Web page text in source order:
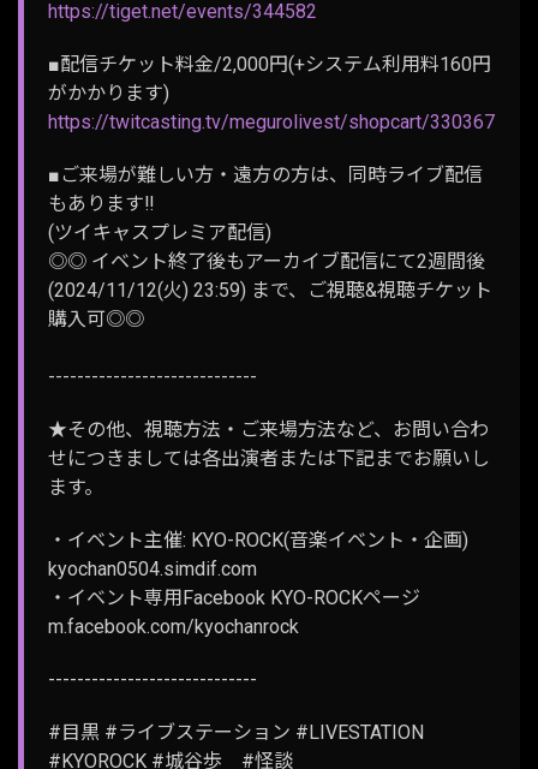
https://tiget.net/events/344582
■配信チケット料金/2,000円(+システム利用料160円
がかかります)
https://twitcasting.tv/megurolivest/shopcart/330367
■ご来場が難しい方・遠方の方は、同時ライブ配信
もあります‼
(ツイキャスプレミア配信)
◎◎ イベント終了後もアーカイブ配信にて2週間後
(2024/11/12(火) 23:59) まで、ご視聴&視聴チケット
購入可◎◎
-----------------------------
★その他、視聴方法・ご来場方法など、お問い合わ
せにつきましては各出演者または下記までお願いし
ます。
・イベント主催: KYO-ROCK(音楽イベント・企画)
kyochan0504.simdif.com
・イベント専用Facebook KYO-ROCKページ
m.facebook.com/kyochanrock
-----------------------------
#目黒 #ライブステーション #LIVESTATION
#KYOROCK #城谷歩 #怪談